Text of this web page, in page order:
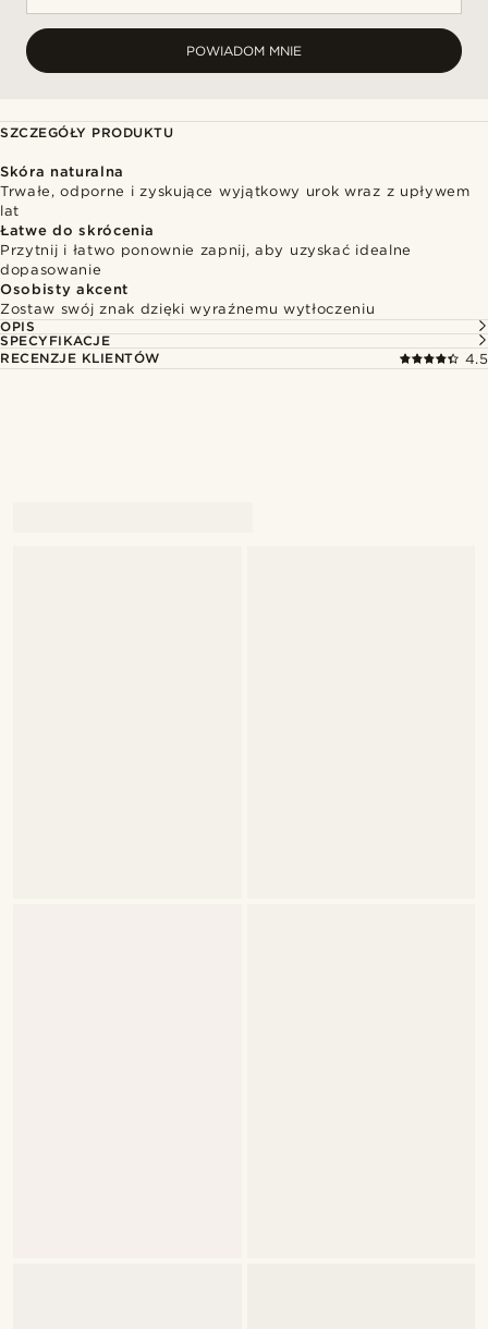
POWIADOM MNIE
SZCZEGÓŁY PRODUKTU
Skóra naturalna
Trwałe, odporne i zyskujące wyjątkowy urok wraz z upływem
lat
Łatwe do skrócenia
Przytnij i łatwo ponownie zapnij, aby uzyskać idealne
dopasowanie
Osobisty akcent
Zostaw swój znak dzięki wyraźnemu wytłoczeniu
OPIS
SPECYFIKACJE
RECENZJE KLIENTÓW
4.5